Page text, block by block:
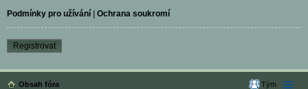
Podmínky pro užívání | Ochrana soukromí
Registrovat
Obsah fóra Tým